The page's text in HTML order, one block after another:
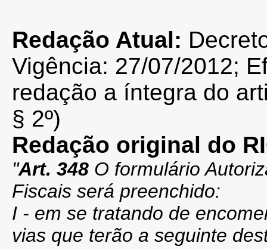
Redação Atual:
Vigência: 27/07/2012;
redação a íntegra do
§ 2º)
Redação original do
"Art. 348 O formulário
Fiscais será preenchido:
I - em se tratando de
vias que terão a seguinte